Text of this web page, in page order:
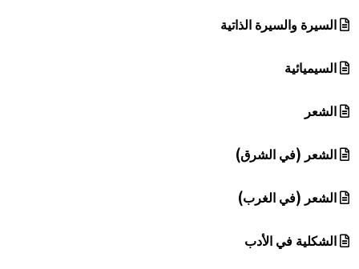
السيرة والسيرة الذاتية
السيميائية
الشعر
الشعر (في الشرق)
الشعر (في الغرب)
الشكلية في الأدب